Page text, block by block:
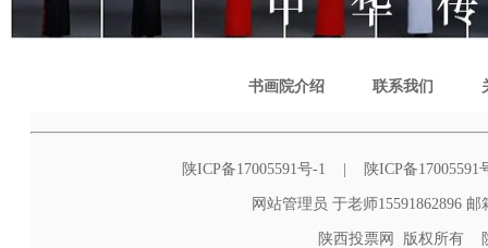
书画院介绍 联系我们
陕ICP备17005591号-1 | 陕ICP备
网站管理员 于老师15591862896
陕西投票网 版权所有